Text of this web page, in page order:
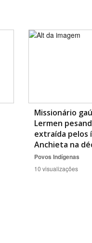
Missionário
Lermen
extraída pelos
Anchieta na
Povos Indígenas
10 visualizações